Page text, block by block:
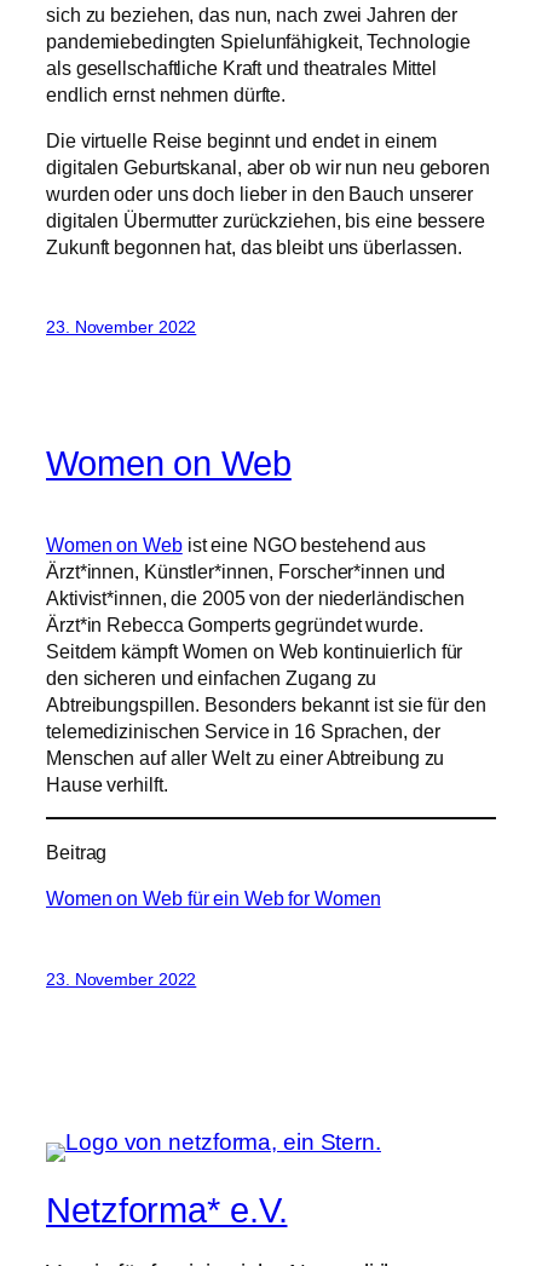
sich zu beziehen, das nun, nach zwei Jahren der
pandemiebedingten Spielunfähigkeit, Technologie
als gesellschaftliche Kraft und theatrales Mittel
endlich ernst nehmen dürfte.
Die virtuelle Reise beginnt und endet in einem
digitalen Geburtskanal, aber ob wir nun neu geboren
wurden oder uns doch lieber in den Bauch unserer
digitalen Übermutter zurückziehen, bis eine bessere
Zukunft begonnen hat, das bleibt uns überlassen.
23. November 2022
Women on Web
Women on Webist eine NGO bestehend aus
Ärzt*innen, Künstler*innen, Forscher*innen und
Aktivist*innen, die 2005 von der niederländischen
Ärzt*in Rebecca Gomperts gegründet wurde.
Seitdem kämpft Women on Web kontinuierlich für
den sicheren und einfachen Zugang zu
Abtreibungspillen. Besonders bekannt ist sie für den
telemedizinischen Service in 16 Sprachen, der
Menschen auf aller Welt zu einer Abtreibung zu
Hause verhilft.
Beitrag
Women on Web für ein Web for Women
23. November 2022
Netzforma* e.V.